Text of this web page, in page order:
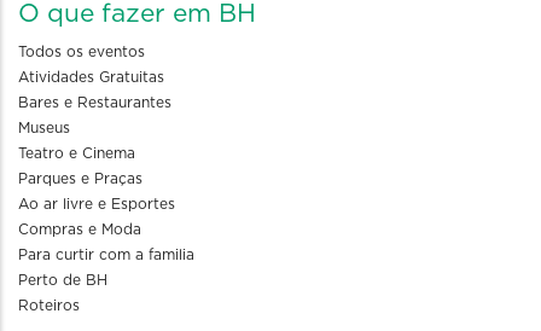
O que fazer em BH
Todos os eventos
Atividades Gratuitas
Bares e Restaurantes
Museus
Teatro e Cinema
Parques e Praças
Ao ar livre e Esportes
Compras e Moda
Para curtir com a familia
Perto de BH
Roteiros